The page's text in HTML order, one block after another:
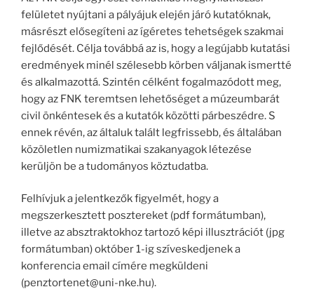
felületet nyújtani a pályájuk elején járó kutatóknak,
másrészt elősegíteni az ígéretes tehetségek szakmai
fejlődését. Célja továbbá az is, hogy a legújabb kutatási
eredmények minél szélesebb körben váljanak ismertté
és alkalmazottá. Szintén célként fogalmazódott meg,
hogy az FNK teremtsen lehetőséget a múzeumbarát
civil önkéntesek és a kutatók közötti párbeszédre. S
ennek révén, az általuk talált legfrissebb, és általában
közöletlen numizmatikai szakanyagok létezése
kerüljön be a tudományos köztudatba.
Felhívjuk a jelentkezők figyelmét, hogy a
megszerkesztett posztereket (pdf formátumban),
illetve az absztraktokhoz tartozó képi illusztrációt (jpg
formátumban) október 1-ig szíveskedjenek a
konferencia email címére megküldeni
(penztortenet@uni-nke.hu).